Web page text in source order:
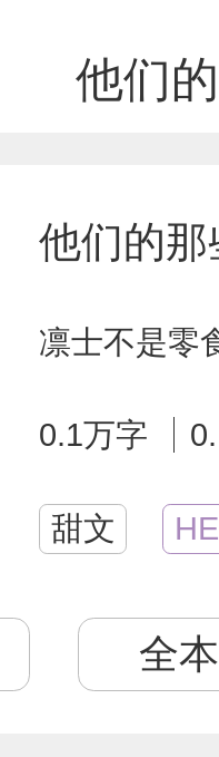
他们
他们的那
凛士不是零
0.1万字
甜文 HE
全